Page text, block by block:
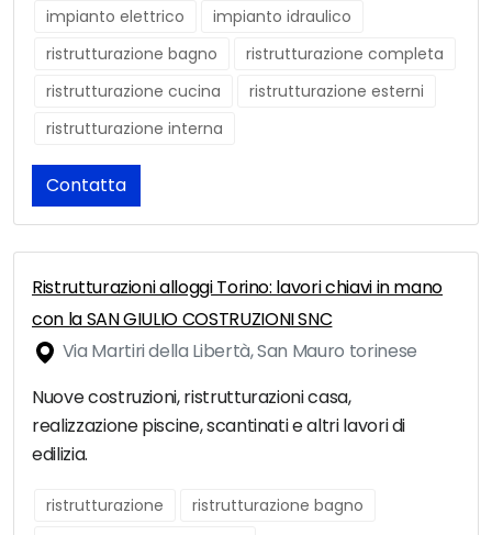
impianto elettrico
impianto idraulico
ristrutturazione bagno
ristrutturazione completa
ristrutturazione cucina
ristrutturazione esterni
ristrutturazione interna
Contatta
Ristrutturazioni alloggi Torino: lavori chiavi in mano
con la SAN GIULIO COSTRUZIONI SNC
Via Martiri della Libertà, San Mauro torinese
Nuove costruzioni, ristrutturazioni casa,
realizzazione piscine, scantinati e altri lavori di
edilizia.
ristrutturazione
ristrutturazione bagno